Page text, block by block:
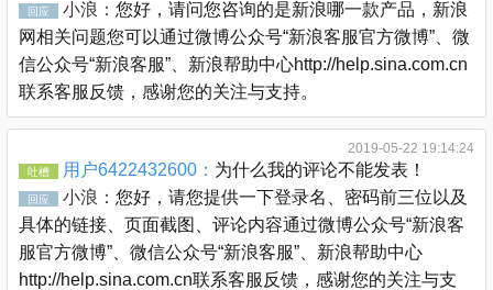
回应 小浪： 您好，请问您咨询的是新浪哪一款产品，新浪
网相关问题您可以通过微博公众号“新浪客服官方微博”、微
信公众号“新浪客服”、新浪帮助中心http://help.sina.com.cn
联系客服反馈，感谢您的关注与支持。
2019-05-22 19:14:24
吐槽 用户6422432600： 为什么我的评论不能发表！
回应 小浪： 您好，请您提供一下登录名、密码前三位以及
具体的链接、页面截图、评论内容通过微博公众号“新浪客
服官方微博”、微信公众号“新浪客服”、新浪帮助中心
http://help.sina.com.cn联系客服反馈，感谢您的关注与支